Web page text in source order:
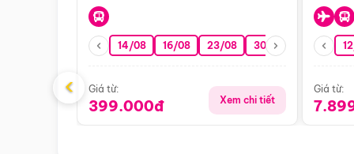
14/08 16/08 23/08 30/08 06/09
Giá từ:
399.000đ Xem chi tiết
Giá từ:
‹